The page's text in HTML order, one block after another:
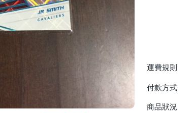
運費規則
付款方式
商品狀況